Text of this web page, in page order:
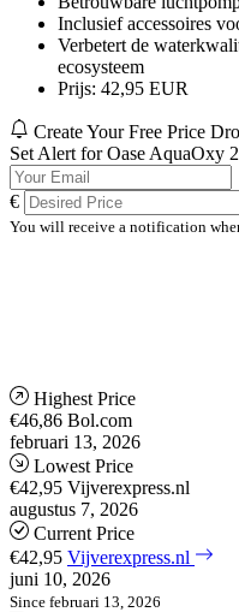
Inclusief accessoires
Verbetert de
ecosysteem
Prijs: 42,95 EUR
Create Your Free Price
Set Alert for Oase AquaOxy
€
You will receive a notification
Highest Price
€46,86 Bol.com
februari 13, 2026
Lowest Price
€42,95 Vijverexpress.nl
augustus 7, 2026
Current Price
€42,95 Vijverexpress.nl
juni 10, 2026
Since februari 13, 2026